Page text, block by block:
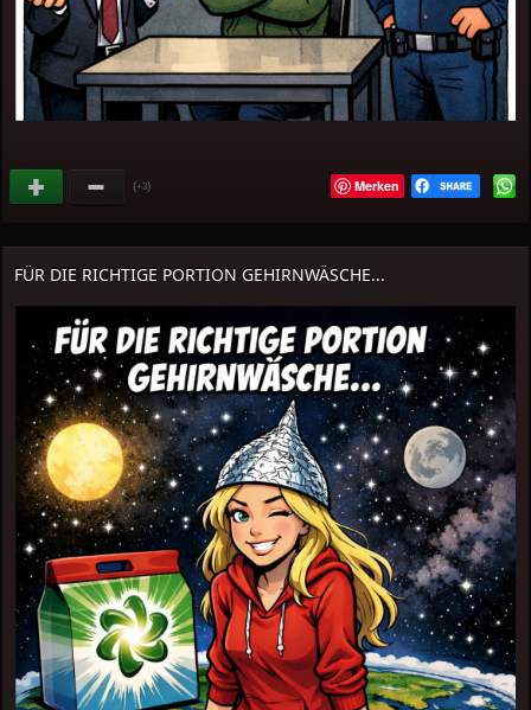
(+3) Merken
FÜR DIE RICHTIGE PORTION GEHIRNWÄSCHE...